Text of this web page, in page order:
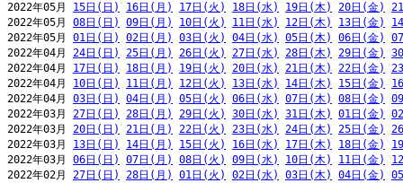
2022年05月 15日(日) 16日(月) 17日(火) 18日(水) 19日(木) 20日(金)
2022年05月 08日(日) 09日(月) 10日(火) 11日(水) 12日(木) 13日(金)
2022年05月 01日(日) 02日(月) 03日(火) 04日(水) 05日(木) 06日(金)
2022年04月 24日(日) 25日(月) 26日(火) 27日(水) 28日(木) 29日(金)
2022年04月 17日(日) 18日(月) 19日(火) 20日(水) 21日(木) 22日(金)
2022年04月 10日(日) 11日(月) 12日(火) 13日(水) 14日(木) 15日(金)
2022年04月 03日(日) 04日(月) 05日(火) 06日(水) 07日(木) 08日(金)
2022年03月 27日(日) 28日(月) 29日(火) 30日(水) 31日(木) 01日(金)
2022年03月 20日(日) 21日(月) 22日(火) 23日(水) 24日(木) 25日(金)
2022年03月 13日(日) 14日(月) 15日(火) 16日(水) 17日(木) 18日(金)
2022年03月 06日(日) 07日(月) 08日(火) 09日(水) 10日(木) 11日(金)
2022年02月 27日(日) 28日(月) 01日(火) 02日(水) 03日(木) 04日(金)